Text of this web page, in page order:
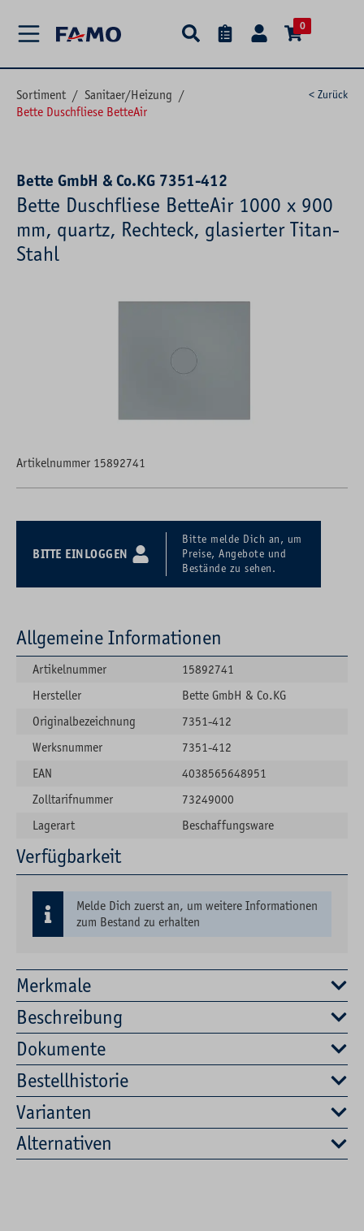
0
Sortiment / Sanitaer/Heizung /
Bette Duschfliese BetteAir
< Zurück
Bette GmbH & Co.KG 7351-412
Bette Duschfliese BetteAir 1000 x 900
mm, quartz, Rechteck, glasierter Titan-
Stahl
Artikelnummer 15892741
BITTE EINLOGGEN
Bitte melde Dich an, um
Preise, Angebote und
Bestände zu sehen.
Merkmale
Beschreibung
Dokumente
Bestellhistorie
Varianten
Alternativen
Allgemeine Informationen
Artikelnummer
15892741
Hersteller
Bette GmbH & Co.KG
Originalbezeichnung
7351-412
Werksnummer
7351-412
EAN
4038565648951
Zolltarifnummer
73249000
Lagerart
Beschaffungsware
Verfügbarkeit
Melde Dich zuerst an, um weitere Informationen
zum Bestand zu erhalten